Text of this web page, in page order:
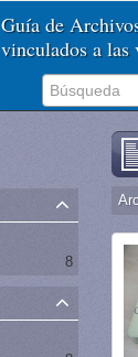
Guía de
vinculados a las
8